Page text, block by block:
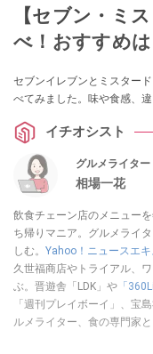
【セブン・ミ
べ！おすすめ
セブンイレブンとミスター
べてみました。味や食感、違
イチオシスト
グルメライター
相場一花
飲食チェーン店のメニュー
ち帰りマニア。グルメライ
しむ。 Yahoo！ニュースエ
久世福商店やトライアル、
ぶ。晋遊舎「LDK」や 「
「週刊プレイボーイ」、宝
ルメライター、食の専門家